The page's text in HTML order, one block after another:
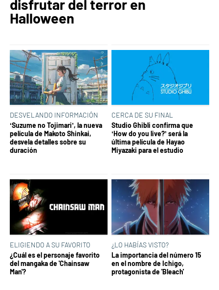
disfrutar del terror en
Halloween
DESVELANDO INFORMACIÓN
‘Suzume no Tojimari’, la nueva
película de Makoto Shinkai,
desvela detalles sobre su
duración
CERCA DE SU FINAL
Studio Ghibli confirma que
‘How do you live?’ será la
última película de Hayao
Miyazaki para el estudio
ELIGIENDO A SU FAVORITO
¿Cuál es el personaje favorito
del mangaka de 'Chainsaw
Man'?
¿LO HABÍAS VISTO?
La importancia del número 15
en el nombre de Ichigo,
protagonista de 'Bleach'